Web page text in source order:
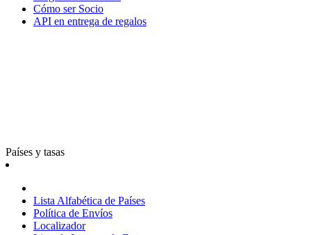
Cómo ser Socio
API en entrega de regalos
Países y tasas
Lista Alfabética de Países
Política de Envíos
Localizador